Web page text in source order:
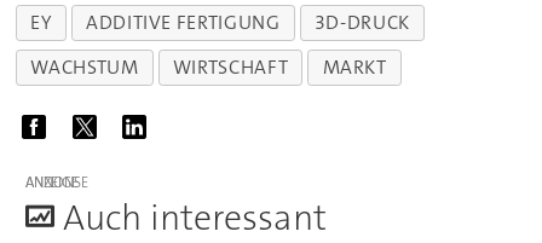
EY ADDITIVE FERTIGUNG
3D-DRUCK
WACHSTUM
WIRTSCHAFT MARKT
ANZEIGE
Auch interessant